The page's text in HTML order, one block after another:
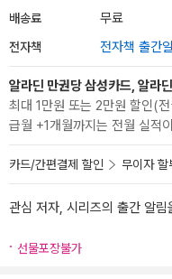
배송료 무료
전자책 전자책 출간
알라딘 만권당 삼성카드, 알라
최대 1만원 또는 2만원 할인(
급월 +1개월까지는 전월 실적
카드/간편결제 할인 무이자 할
관심 저자, 시리즈의 출간 알림
선물포장불가